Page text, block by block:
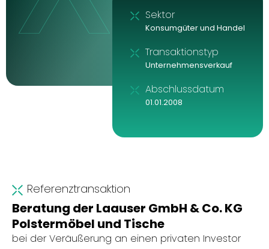
Referenztransaktion
Beratung der Laauser GmbH & Co. KG
Polstermöbel und Tische
bei der Veräußerung an einen privaten Investor
Sektor
Konsumgüter und Handel
Transaktionstyp
Unternehmensverkauf
Abschlussdatum
01.01.2008